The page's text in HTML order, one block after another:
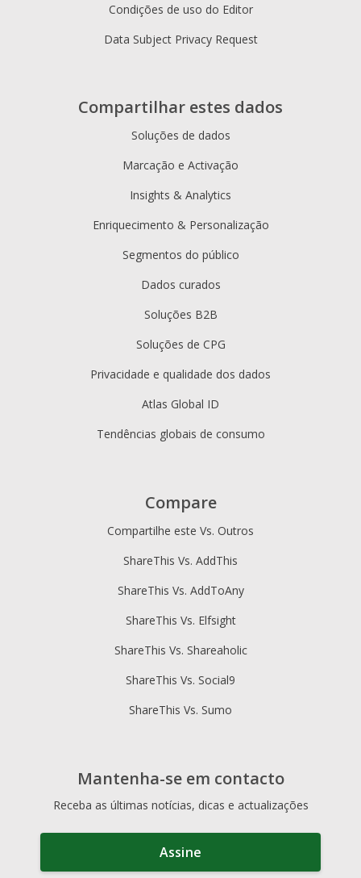
Compartilhar estes dados
Soluções de dados
Marcação e Activação
Insights & Analytics
Enriquecimento & Personalização
Segmentos do público
Dados curados
Soluções B2B
Soluções de CPG
Privacidade e qualidade dos dados
Atlas Global ID
Tendências globais de consumo
Condições de uso do Editor
Data Subject Privacy Request
Compare
Compartilhe este Vs. Outros
ShareThis Vs. AddThis
ShareThis Vs. AddToAny
ShareThis Vs. Elfsight
ShareThis Vs. Shareaholic
ShareThis Vs. Social9
ShareThis Vs. Sumo
Mantenha-se em contacto
Receba as últimas notícias, dicas e actualizações
Assine